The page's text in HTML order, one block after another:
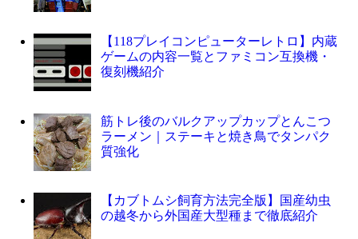
【118プレイコンピューターレトロ】内蔵
ゲームの内容一覧とファミコン互換機・
復刻機紹介
筋トレ後のバルクアップカップとんこつ
ラーメン｜ステーキと焼き鳥でタンパク
質強化
【カブトムシ飼育方法完全版】国産幼虫
の越冬から外国産大型種まで徹底紹介